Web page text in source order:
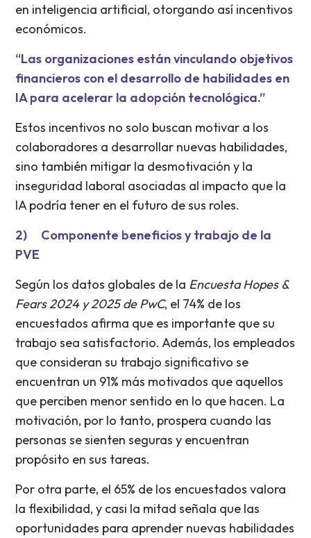
en inteligencia artificial, otorgando así incentivos
económicos.
“Las organizaciones están vinculando objetivos
financieros con el desarrollo de habilidades en
IA para acelerar la adopción tecnológica.”
Estos incentivos no solo buscan motivar a los
colaboradores a desarrollar nuevas habilidades,
sino también mitigar la desmotivación y la
inseguridad laboral asociadas al impacto que la
IA podría tener en el futuro de sus roles.
2) Componente beneficios y trabajo de la
PVE
Según los datos globales de la Encuesta Hopes &
Fears 2024 y 2025 de PwC, el 74% de los
encuestados afirma que es importante que su
trabajo sea satisfactorio. Además, los empleados
que consideran su trabajo significativo se
encuentran un 91% más motivados que aquellos
que perciben menor sentido en lo que hacen. La
motivación, por lo tanto, prospera cuando las
personas se sienten seguras y encuentran
propósito en sus tareas.
Por otra parte, el 65% de los encuestados valora
la flexibilidad, y casi la mitad señala que las
oportunidades para aprender nuevas habilidades